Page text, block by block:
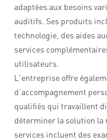
adaptées aux besoins
auditifs. Ses produits
technologie, des aides
services
utilisateurs.
L'entreprise offre
d’accompagnement
qualifiés qui travaillent
déterminer la solution la
services incluent des